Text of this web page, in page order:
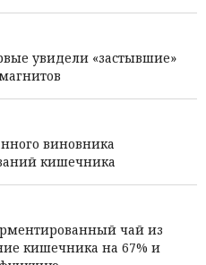
увидели «застывшие»
виновника
кишечника
чай из
кишечника на 67% и